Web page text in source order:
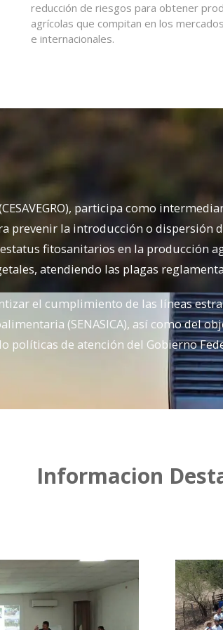
reducción de riesgos para obtener
agrícolas que compitan en los
e internacionales.
participa como
prevenir la introducción o dispersión
fitosanitarios en la producción
atendiendo las plagas
el cumplimiento de las líneas
(SENASICA), así como del
políticas de atención del Gobierno
Informacion